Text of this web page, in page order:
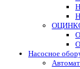
Насосное